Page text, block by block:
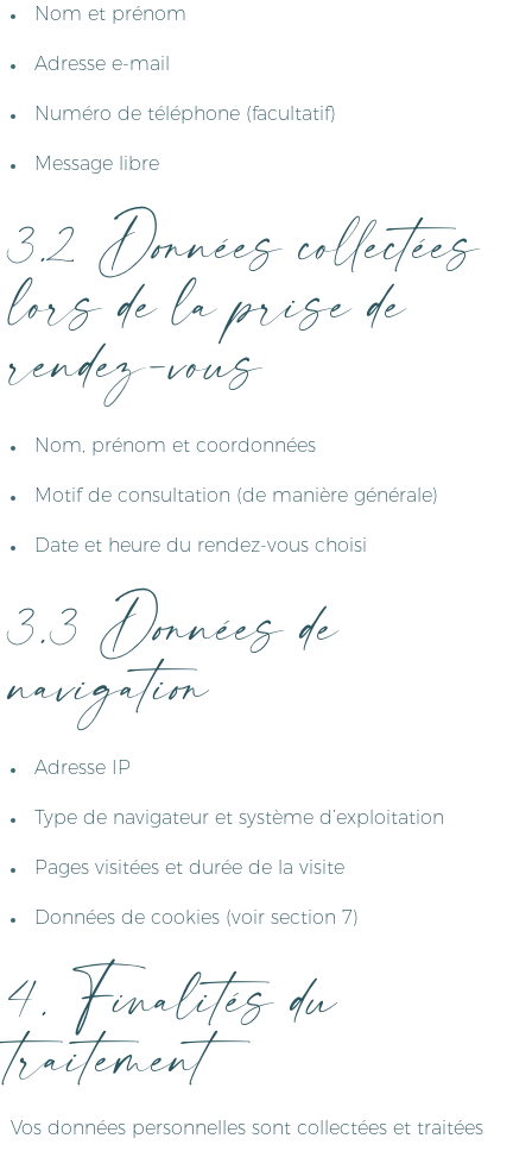
Nom et prénom
Adresse e-mail
Numéro de téléphone (facultatif)
Message libre
3.2 Données collectées
lors de la prise de
rendez-vous
Nom, prénom et coordonnées
Motif de consultation (de manière générale)
Date et heure du rendez-vous choisi
3.3 Données de
navigation
Adresse IP
Type de navigateur et système d’exploitation
Pages visitées et durée de la visite
Données de cookies (voir section 7)
4. Finalités du
traitement
Vos données personnelles sont collectées et traitées